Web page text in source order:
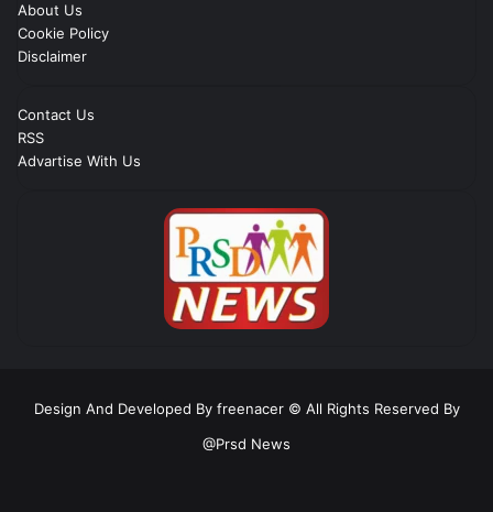
About Us
Cookie Policy
Disclaimer
Contact Us
RSS
Advartise With Us
Design And Developed By freenacer © All Rights Reserved By
@Prsd News